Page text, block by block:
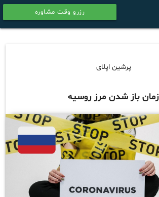
رزرو وقت مشاوره
پرشین اپلای
زمان باز شدن مرز روسیه